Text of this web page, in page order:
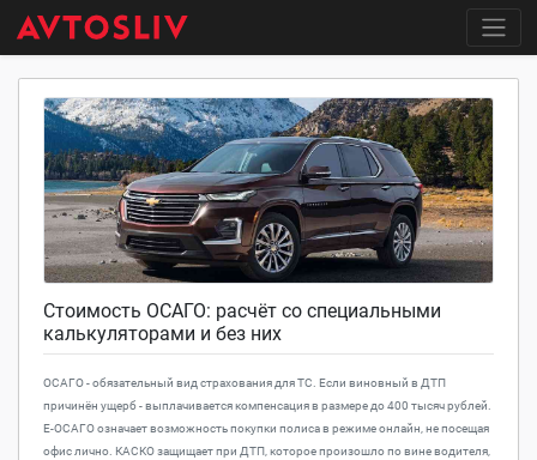
Стоимость ОСАГО: расчёт со специальными
калькуляторами и без них
ОСАГО - обязательный вид страхования для ТС. Если виновный в ДТП
причинён ущерб - выплачивается компенсация в размере до 400 тысяч рублей.
Е-ОСАГО означает возможность покупки полиса в режиме онлайн, не посещая
офис лично. КАСКО защищает при ДТП, которое произошло по вине водителя,